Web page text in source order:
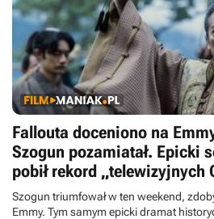
Fallouta doceniono na
Szogun pozamiatał. Epicki
pobił rekord „telewizyjnych
Szogun triumfował w ten weekend,
Emmy. Tym samym epicki dramat